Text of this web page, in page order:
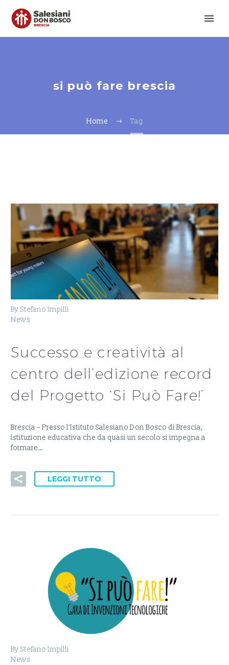
si può fare brescia
Home Tag
By Stefano Impilli
News
Successo e creatività al
centro dell’edizione record
del Progetto ‘Si Può Fare!’
Brescia – Presso l’Istituto Salesiano Don Bosco di Brescia,
istituzione educativa che da quasi un secolo si impegna a
formare…
LEGGI TUTTO
By Stefano Impilli
News